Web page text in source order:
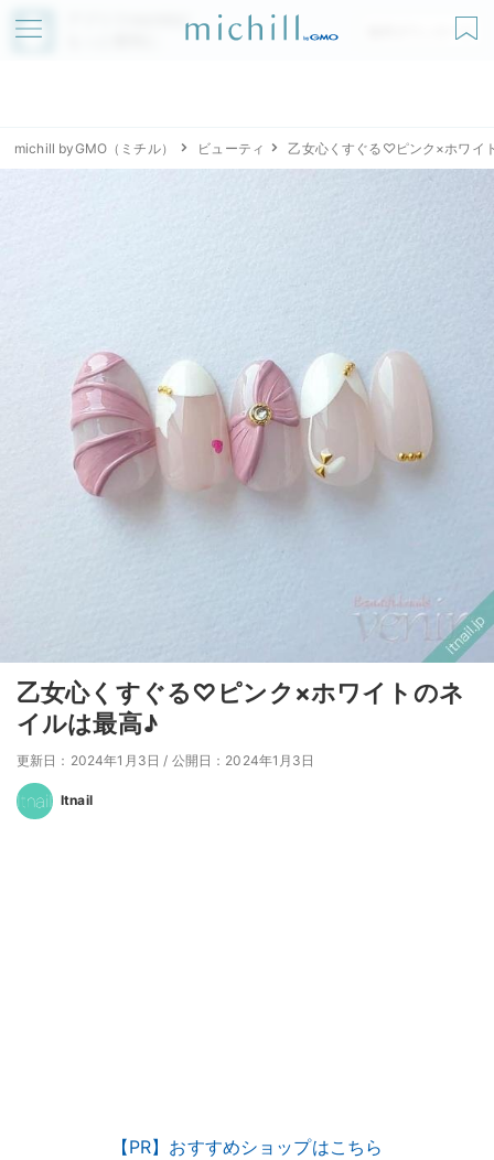
アプリでmichillが
無料ダウンロード
michill byGMO（ミチル） ビューティ 乙女心くすぐる♡ピンク×ホワイ
乙女心くすぐる♡ピンク×ホワイトのネ
イルは最高♪
更新日：2024年1月3日 / 公開日：2024年1月3日
Itnail
【PR】おすすめショップはこちら